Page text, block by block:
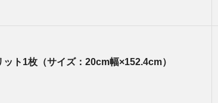
ト1枚（サイズ：20cm幅×152.4cm）